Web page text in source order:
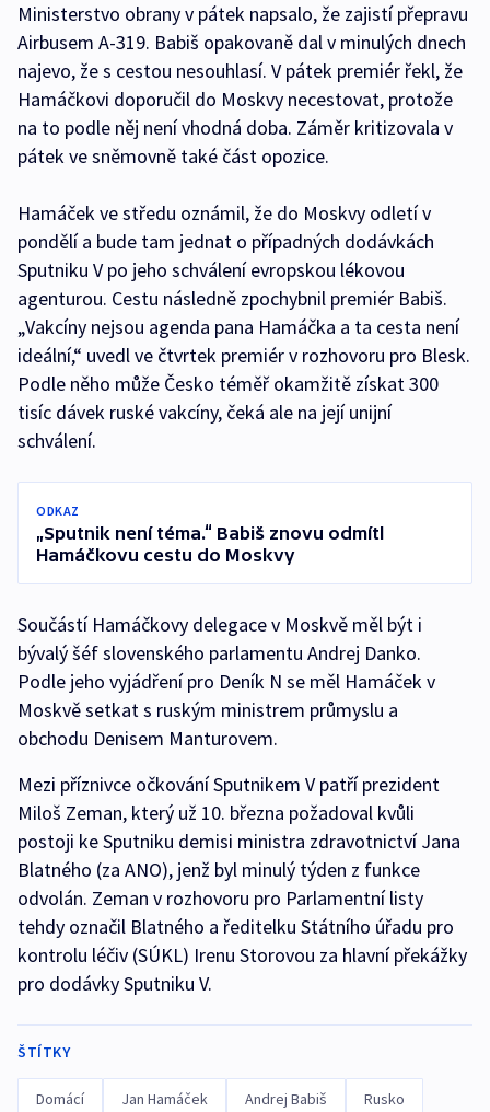
Ministerstvo obrany v pátek napsalo, že zajistí přepravu
Airbusem A-319. Babiš opakovaně dal v minulých dnech
najevo, že s cestou nesouhlasí. V pátek premiér řekl, že
Hamáčkovi doporučil do Moskvy necestovat, protože
na to podle něj není vhodná doba. Záměr kritizovala v
pátek ve sněmovně také část opozice.
Hamáček ve středu oznámil, že do Moskvy odletí v
pondělí a bude tam jednat o případných dodávkách
Sputniku V po jeho schválení evropskou lékovou
agenturou. Cestu následně zpochybnil premiér Babiš.
„Vakcíny nejsou agenda pana Hamáčka a ta cesta není
ideální,“ uvedl ve čtvrtek premiér v rozhovoru pro Blesk.
Podle něho může Česko téměř okamžitě získat 300
tisíc dávek ruské vakcíny, čeká ale na její unijní
schválení.
ODKAZ
„Sputnik není téma.“ Babiš znovu odmítl
Hamáčkovu cestu do Moskvy
Součástí Hamáčkovy delegace v Moskvě měl být i
bývalý šéf slovenského parlamentu Andrej Danko.
Podle jeho vyjádření pro Deník N se měl Hamáček v
Moskvě setkat s ruským ministrem průmyslu a
obchodu Denisem Manturovem.
Mezi příznivce očkování Sputnikem V patří prezident
Miloš Zeman, který už 10. března požadoval kvůli
postoji ke Sputniku demisi ministra zdravotnictví Jana
Blatného (za ANO), jenž byl minulý týden z funkce
odvolán. Zeman v rozhovoru pro Parlamentní listy
tehdy označil Blatného a ředitelku Státního úřadu pro
kontrolu léčiv (SÚKL) Irenu Storovou za hlavní překážky
pro dodávky Sputniku V.
ŠTÍTKY
Domácí Jan Hamáček Andrej Babiš Rusko